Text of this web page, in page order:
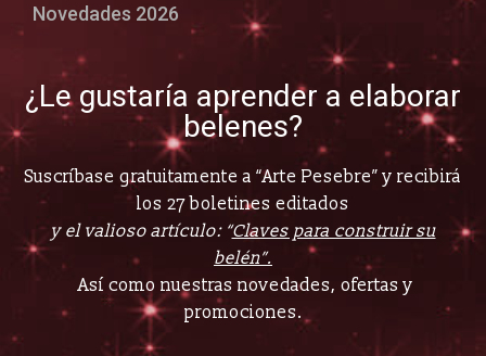
Novedades 2026
¿Le gustaría aprender a elaborar
belenes?
Suscríbase gratuitamente a “Arte Pesebre” y recibirá
los 27 boletines editados
y el valioso artículo: “Claves para construir su
belén”.
Así como nuestras novedades, ofertas y
promociones.